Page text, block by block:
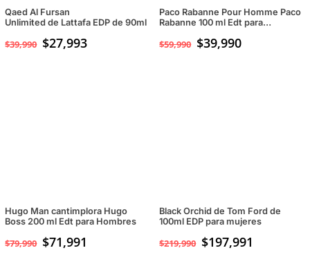
Qaed Al Fursan
Unlimited de Lattafa EDP de 90ml
$39,990 $27,993
Paco Rabanne Pour Homme Paco
Rabanne 100 ml Edt para
$59,990 El
$39,990El
Hugo Man cantimplora Hugo
Boss 200 ml Edt para Hombres
$79,990 $71,991
Black Orchid de Tom Ford de
100ml EDP para mujeres
$219,990 $197,991